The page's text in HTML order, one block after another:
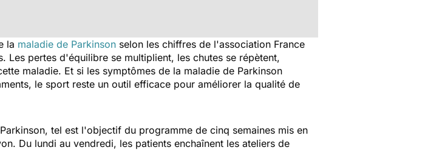
la maladie de Parkinson selon les chiffres de l'association France
Les pertes d'équilibre se multiplient, les chutes se répètent,
maladie. Et si les symptômes de la maladie de Parkinson
le sport reste un outil efficace pour améliorer la qualité de
tel est l'objectif du programme de cinq semaines mis en
Du lundi au vendredi, les patients enchaînent les ateliers de